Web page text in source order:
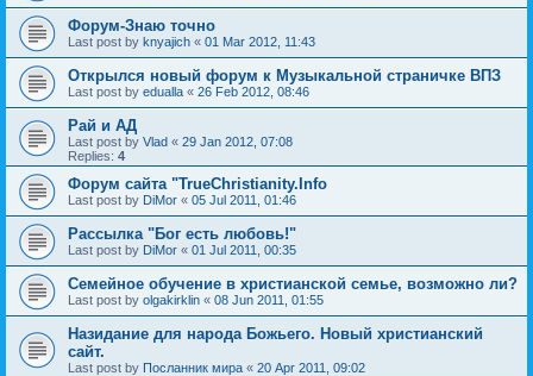
Форум-Знаю точно
Last post by knyajich « 01 Mar 2012, 11:43
Открылся новый форум к Музыкальной страничке ВПЗ
Last post by edualla « 26 Feb 2012, 08:46
Рай и АД
Last post by Vlad « 29 Jan 2012, 07:08
Replies: 4
Форум сайта "TrueChristianity.Info
Last post by DiMor « 05 Jul 2011, 01:46
Рассылка "Бог есть любовь!"
Last post by DiMor « 01 Jul 2011, 00:35
Семейное обучение в христианской семье, возможно ли?
Last post by olgakirklin « 08 Jun 2011, 01:55
Назидание для народа Божьего. Новый христианский
сайт.
Last post by Посланник мира « 20 Apr 2011, 09:02